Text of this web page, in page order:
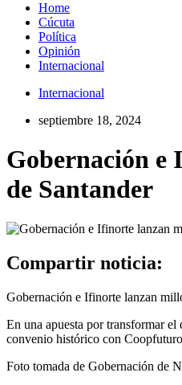
Home
Cúcuta
Política
Opinión
Internacional
Internacional
septiembre 18, 2024
Gobernación e
de Santander
Compartir noticia:
Gobernación e Ifinorte lanzan
En una apuesta por transformar
convenio histórico con
Foto tomada de Gobernación de